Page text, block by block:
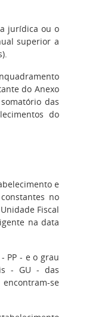
jurídica ou o
superior a
do Anexo
das
do
e
no
Fiscal
na data
PP - e o grau
- GU - das
se